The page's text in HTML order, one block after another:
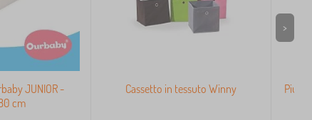
JUNIOR -
cm
Cassetto in tessuto Winny
>